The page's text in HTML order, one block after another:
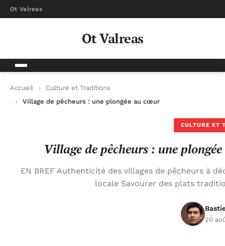
Ot Valreas
Ot Valreas
Accueil
Culture et Traditions
Village de pêcheurs : une plongée au cœur des traditions
CULTURE ET
Village de pêcheurs : une
EN BREF Authenticité des villages de pêcheurs à
locale Savourer des plats
20